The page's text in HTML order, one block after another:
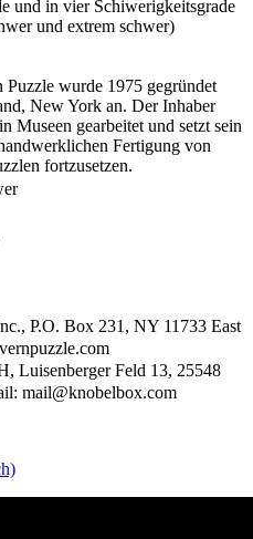
und in vier Schiwerigkeitsgrade
und extrem schwer)
Puzzle wurde 1975 gegründet
New York an. Der Inhaber
Museen gearbeitet und setzt sein
Fertigung von
fortzusetzen.
P.O. Box 231, NY 11733 East
Luisenberger Feld 13, 25548
mail@knobelbox.com